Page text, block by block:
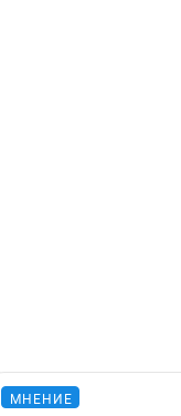
МНЕНИЕ